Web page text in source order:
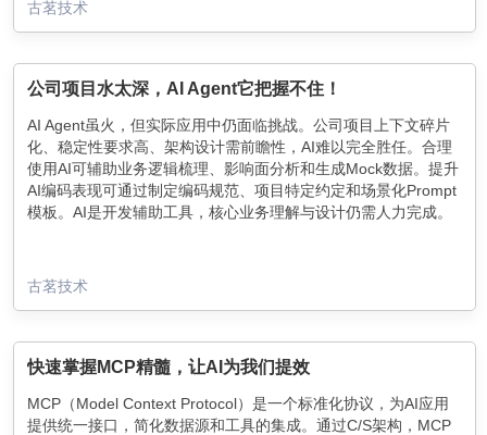
古茗技术
公司项目水太深，AI Agent它把握不住！
AI Agent虽火，但实际应用中仍面临挑战。公司项目上下文碎片
化、稳定性要求高、架构设计需前瞻性，AI难以完全胜任。合理
使用AI可辅助业务逻辑梳理、影响面分析和生成Mock数据。提升
AI编码表现可通过制定编码规范、项目特定约定和场景化Prompt
模板。AI是开发辅助工具，核心业务理解与设计仍需人力完成。
古茗技术
快速掌握MCP精髓，让AI为我们提效
MCP（Model Context Protocol）是一个标准化协议，为AI应用
提供统一接口，简化数据源和工具的集成。通过C/S架构，MCP